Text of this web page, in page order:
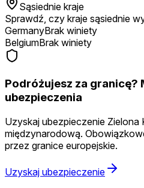
Sąsiednie kraje
Sprawdź, czy kraje sąsiednie
GermanyBrak winiety
BelgiumBrak winiety
Podróżujesz za
ubezpieczenia
Uzyskaj ubezpieczenie Zielona
międzynarodową.
przez granice europejskie.
Uzyskaj ubezpieczenie